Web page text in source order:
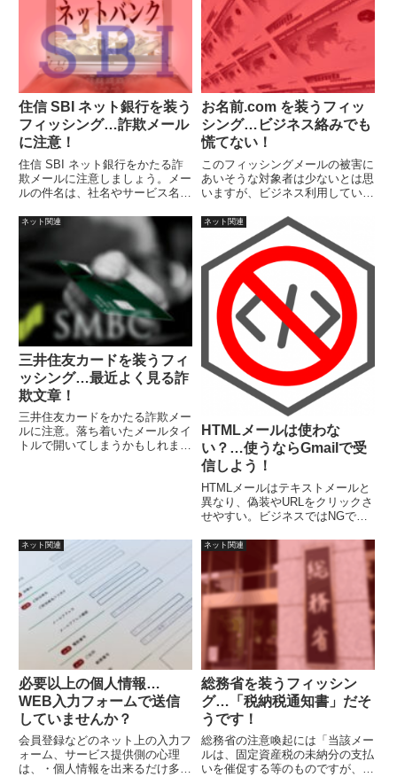
住信 SBI ネット銀行を装う
フィッシング…詐欺メール
に注意！
住信 SBI ネット銀行をかたる詐
欺メールに注意しましょう。メー
ルの件名は、社名やサービス名称
日本のビジネスメールとして、お
かしな文言や表現がありますの
で、注意して読めば気がつくと思
います。
お名前.com を装うフィッ
シング…ビジネス絡みでも
慌てない！
このフィッシングメールの被害に
あいそうな対象者は少ないとは思
いますが、ビジネス利用している
メールに限らず注意が必要です。
ネット関連
三井住友カードを装うフィ
ッシング…最近よく見る詐
欺文章！
三井住友カードをかたる詐欺メー
ルに注意。落ち着いたメールタイ
トルで開いてしまうかもしれませ
ネット関連
HTMLメールは使わな
い？…使うならGmailで受
信しよう！
HTMLメールはテキストメールと
異なり、偽装やURLをクリックさ
せやすい。ビジネスではNGでも
Gmailで受信するようにします。
Yahoo!、Hotmail、その他のウェ
ブメールや POP アカウントから
インポートすることが可能。
ネット関連
必要以上の個人情報…
WEB入力フォームで送信
していませんか？
会員登録などのネット上の入力フ
ォーム、サービス提供側の心理
は、・個人情報を出来るだけ多く
ネット関連
総務省を装うフィッシン
グ…「税納税通知書」だそ
うです！
総務省の注意喚起には「当該メー
ルは、固定資産税の未納分の支払
いを催促する等のものですが、総